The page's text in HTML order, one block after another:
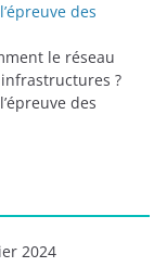
des
le réseau
?
des
2024